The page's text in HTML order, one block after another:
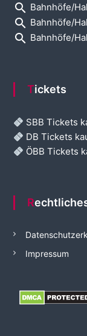
search Bahnhöfe/
search Bahnhöfe/
search Bahnhöfe/
Tickets
SBB Tickets
DB Tickets
ÖBB Tickets
Impressum